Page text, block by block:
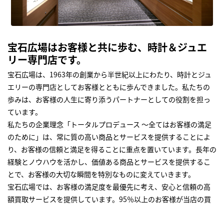
宝石広場はお客様と共に歩む、時計＆ジュエ
リー専門店です。
宝石広場は、1963年の創業から半世紀以上にわたり、時計とジュ
エリーの専門店としてお客様とともに歩んできました。私たちの
歩みは、お客様の人生に寄り添うパートナーとしての役割を担っ
ています。
私たちの企業理念「トータルプロデュース ～全てはお客様の満足
のために」は、常に質の高い商品とサービスを提供することによ
り、お客様の信頼と満足を得ることに重点を置いています。長年の
経験とノウハウを活かし、価値ある商品とサービスを提供するこ
とで、お客様の大切な瞬間を特別なものに変えていきます。
宝石広場では、お客様の満足度を最優先に考え、安心と信頼の高
額買取サービスを提供しています。95％以上のお客様が当店の買